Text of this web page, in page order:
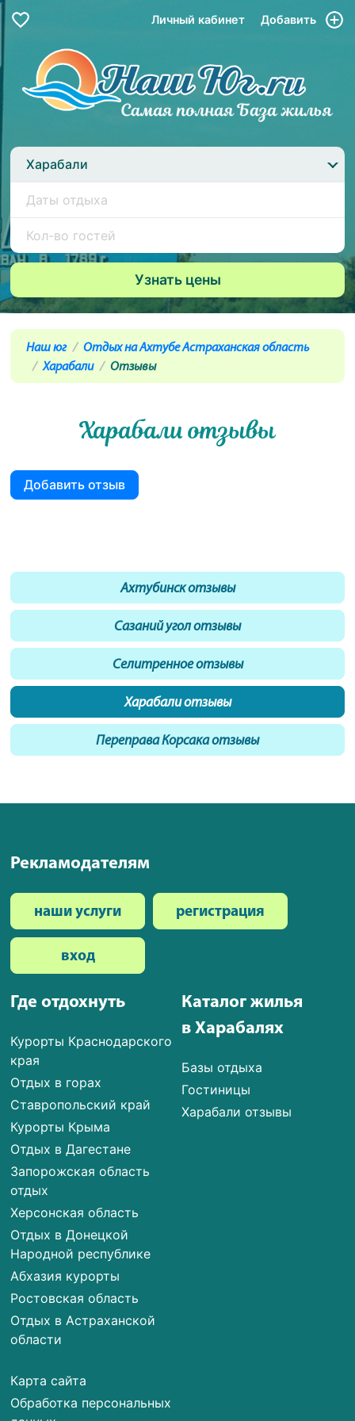
Личный кабинет Добавить
Харабали
Наш юг
Отдых на Ахтубе Астраханская область
Харабали
Отзывы
Харабали отзывы
Добавить отзыв
Ахтубинск отзывы
Сазаний угол отзывы
Селитренное отзывы
Харабали отзывы
Переправа Корсака отзывы
Где отдохнуть
Курорты Краснодарского
края
Отдых в горах
Ставропольский край
Курорты Крыма
Отдых в Дагестане
Запорожская область
отдых
Херсонская область
Отдых в Донецкой
Народной республике
Абхазия курорты
Ростовская область
Отдых в Астраханской
области
Карта сайта
Обработка персональных
Каталог жилья
в Харабалях
Базы отдыха
Гостиницы
Харабали отзывы
Рекламодателям
наши услуги регистрация
вход